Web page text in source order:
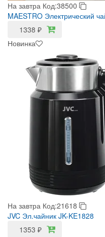
На завтра Код:38500
MAESTRO Электрический
1338 ₽
Новинка
На завтра Код:21618
JVC Эл.чайник JK-KE1828
1353 ₽